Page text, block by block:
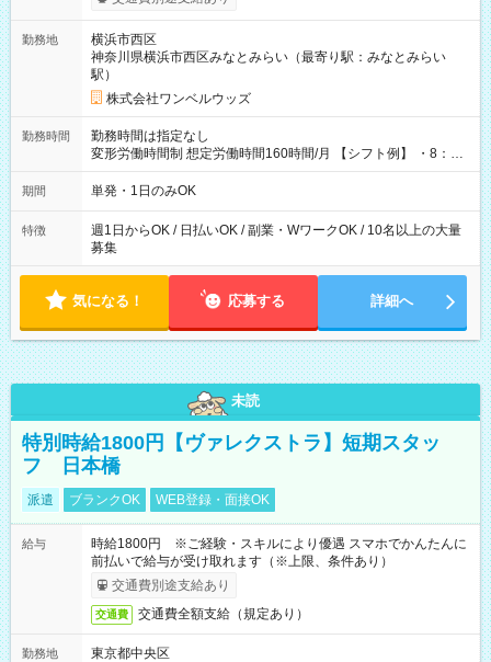
ンビニATMから 日払い分を引き落とせます！ 【試用期間】試
勤務地
横浜市西区
神奈川県横浜市西区みなとみらい（最寄り駅：みなとみらい
駅）
株式会社ワンベルウッズ
勤務時間
勤務時間は指定なし
変形労働時間制 想定労働時間160時間/月 【シフト例】 ・8：00
～21：00
期間 単発・1日のみOK
特徴
週1日からOK / 日払いOK / 副業・WワークOK / 10名以上の大量
募集
気になる！ 応募する 詳細へ
未読
特別時給1800円【ヴァレクストラ】短期スタッ
フ 日本橋
派遣 ブランクOK WEB登録・面接OK
給与
時給1800円 ※ご経験・スキルにより優遇 スマホでかんたんに
前払いで給与が受け取れます（※上限、条件あり）
交通費別途支給あり
交通費 交通費全額支給（規定あり）
勤務地
東京都中央区